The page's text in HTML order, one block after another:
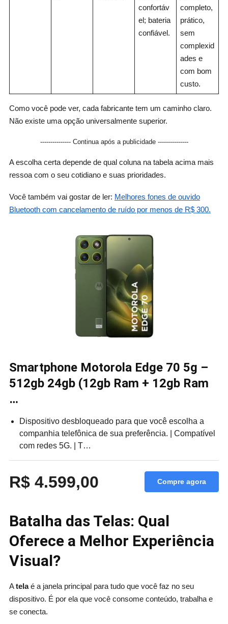
confortáv
el; bateria
confiável.
completo,
prático,
sem
complexid
ades e
com bom
custo.
Como você pode ver, cada fabricante tem um caminho claro.
Não existe uma opção universalmente superior.
--------------- Continua após a publicidade ---------------
A escolha certa depende de qual coluna na tabela acima mais
ressoa com o seu cotidiano e suas prioridades.
Você também vai gostar de ler: Melhores fones de ouvido
Bluetooth com cancelamento de ruído por menos de R$ 300.
Smartphone Motorola Edge 70 5g –
512gb 24gb (12gb Ram + 12gb Ram
…
Dispositivo desbloqueado para que você escolha a
companhia telefônica de sua preferência. | Compatível
com redes 5G. | T…
R$ 4.599,00 Compre agora
Batalha das Telas: Qual
Oferece a Melhor Experiência
Visual?
Atelaé a janela principal para tudo que você faz no seu
dispositivo. É por ela que você consome conteúdo, trabalha e
se conecta.